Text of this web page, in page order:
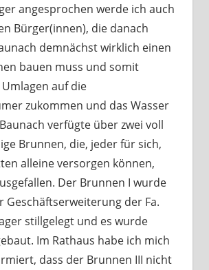
angesprochen werde ich auch
Bürger(innen), die danach
demnächst wirklich einen
bauen muss und somit
auf die
zukommen und das Wasser
verfügte über zwei voll
Brunnen, die, jeder für sich,
alleine versorgen können,
Der Brunnen I wurde
Geschäftserweiterung der Fa.
stillgelegt und es wurde
Im Rathaus habe ich mich
dass der Brunnen III nicht